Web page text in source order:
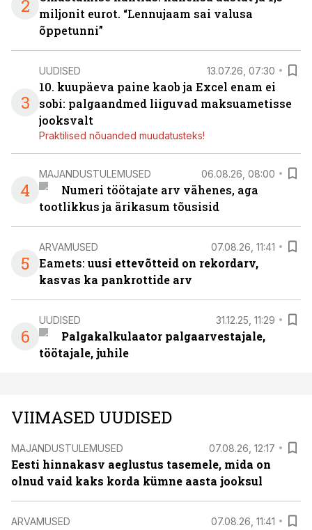
2
miljonit eurot. “Lennujaam sai valusa
õppetunni”
3
UUDISED 13.07.26, 07:30
10. kuupäeva paine kaob ja Excel enam ei
sobi: palgaandmed liiguvad maksuametisse
jooksvalt
Praktilised nõuanded muudatusteks!
4
MAJANDUSTULEMUSED 06.08.26, 08:00
Numeri töötajate arv vähenes, aga
tootlikkus ja ärikasum tõusisid
5
ARVAMUSED 07.08.26, 11:41
Eamets: uusi ettevõtteid on rekordarv,
kasvas ka pankrottide arv
6
UUDISED 31.12.25, 11:29
Palgakalkulaator palgaarvestajale,
töötajale, juhile
VIIMASED UUDISED
MAJANDUSTULEMUSED 07.08.26, 12:17
Eesti hinnakasv aeglustus tasemele, mida on
olnud vaid kaks korda kümne aasta jooksul
ARVAMUSED 07.08.26, 11:41